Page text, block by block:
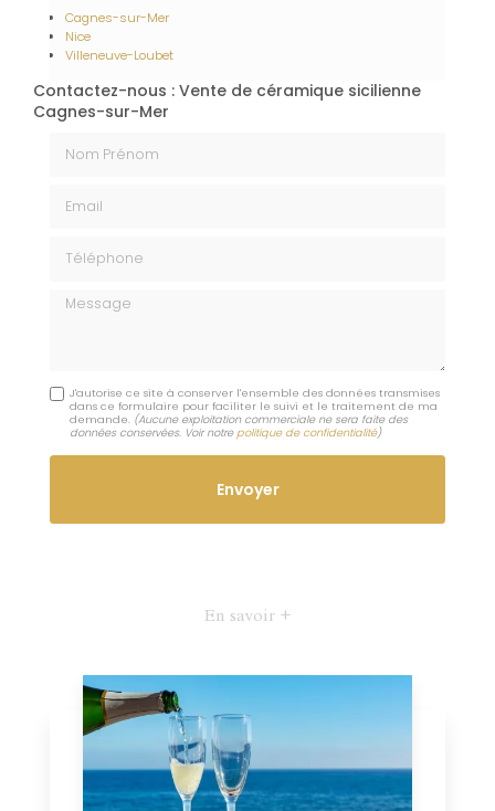
Cagnes-sur-Mer
Nice
Villeneuve-Loubet
Contactez-nous : Vente de céramique sicilienne
Cagnes-sur-Mer
Message
J'autorise ce site à conserver l'ensemble des données transmises
dans ce formulaire pour faciliter le suivi et le traitement de ma
demande. (Aucune exploitation commerciale ne sera faite des
données conservées. Voir notre politique de confidentialité)
En savoir +